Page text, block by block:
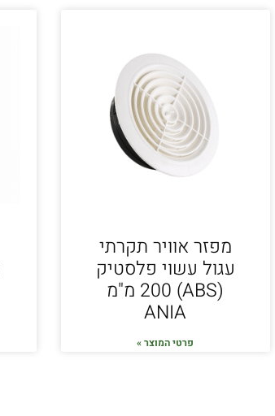
מפזר אוויר תקרתי
עגול עשוי פלסטיק
(ABS) 200 מ"מ
ANIA
פרטי המוצר »